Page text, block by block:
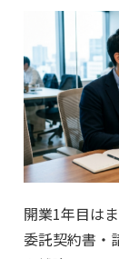
開業1年目は
委託契約書・